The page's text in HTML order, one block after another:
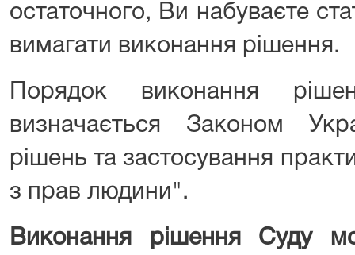
остаточного, Ви набуваєте
вимагати виконання рішення.
Порядок виконання
визначається Законом
рішень та застосування
з прав людини".
Виконання рішення Суду